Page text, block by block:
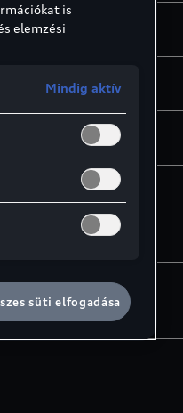
(elöl/ hátul)
is
elemzési
Mindig aktív
süti elfogadása